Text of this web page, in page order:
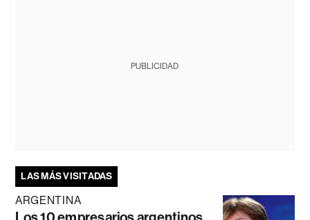
PUBLICIDAD
LAS MÁS VISITADAS
ARGENTINA